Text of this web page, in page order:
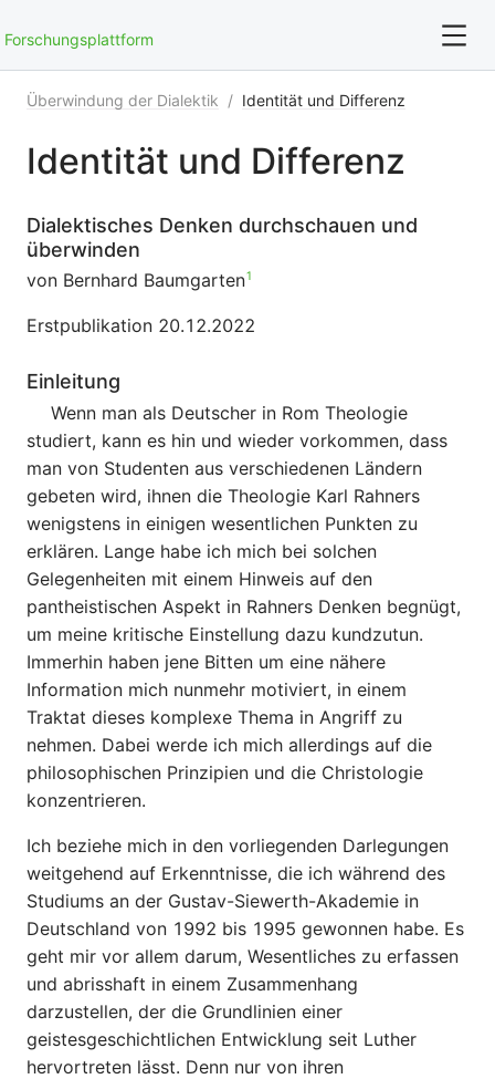
Forschungsplattform
For full text search please use the '?' prefix. e.g. ?
Personsein
Überwindung der Dialektik
Über die angewandte Methode
Grundbegriffe der Realistischen Phänomenologie
Metaebene
Überwindung der Dialektik / Identität und Differenz
Identität und Differenz
Dialektisches Denken durchschauen und
überwinden
von Bernhard Baumgarten1
Erstpublikation 20.12.2022
Einleitung
Wenn man als Deutscher in Rom Theologie
studiert, kann es hin und wieder vorkommen, dass
man von Studenten aus verschiedenen Ländern
gebeten wird, ihnen die Theologie Karl Rahners
wenigstens in einigen wesentlichen Punkten zu
erklären. Lange habe ich mich bei solchen
Gelegenheiten mit einem Hinweis auf den
pantheistischen Aspekt in Rahners Denken begnügt,
um meine kritische Einstellung dazu kundzutun.
Immerhin haben jene Bitten um eine nähere
Information mich nunmehr motiviert, in einem
Traktat dieses komplexe Thema in Angriff zu
nehmen. Dabei werde ich mich allerdings auf die
philosophischen Prinzipien und die Christologie
konzentrieren.
Ich beziehe mich in den vorliegenden Darlegungen
weitgehend auf Erkenntnisse, die ich während des
Studiums an der Gustav-Siewerth-Akademie in
Deutschland von 1992 bis 1995 gewonnen habe. Es
geht mir vor allem darum, Wesentliches zu erfassen
und abrisshaft in einem Zusammenhang
darzustellen, der die Grundlinien einer
geistesgeschichtlichen Entwicklung seit Luther
hervortreten lässt. Denn nur von ihren